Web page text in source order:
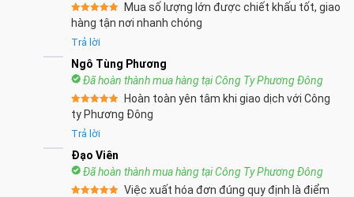
Được xếp
hạng5 5
sao
Mua số lượng lớn được chiết khấu tốt, giao
hàng tận nơi nhanh chóng
Trả lời
Ngô Tùng Phương
Đã hoàn thành mua hàng tại Công Ty Phương Đông
Được xếp
hạng 55
sao
Hoàn toàn yên tâm khi giao dịch với Công
ty Phương Đông
Trả lời
Đạo Viên
Đã hoàn thành mua hàng tại Công Ty Phương Đông
Việc xuất hóa đơn đúng quy định là điểm